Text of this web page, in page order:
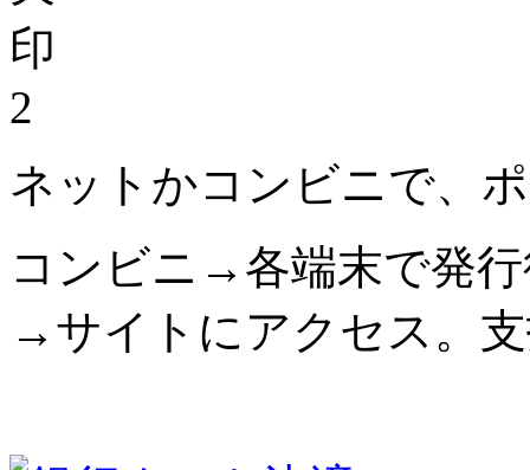
2
ネットかコンビニで、
コンビニ→各端末で発
→サイトにアクセス。